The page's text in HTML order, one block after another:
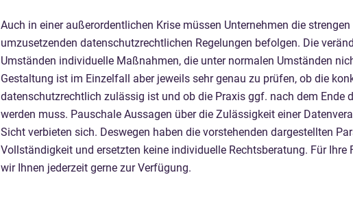
Auch in einer außerordentlichen Krise müssen Unternehmen die
umzusetzenden datenschutzrechtlichen Regelungen befolgen. Die
Umständen individuelle Maßnahmen, die unter normalen Umständen
Gestaltung ist im Einzelfall aber jeweils sehr genau zu prüfen, ob die
datenschutzrechtlich zulässig ist und ob die Praxis ggf. nach dem Ende
werden muss. Pauschale Aussagen über die Zulässigkeit einer
Sicht verbieten sich. Deswegen haben die vorstehenden dargestellten
Vollständigkeit und ersetzten keine individuelle Rechtsberatung. Für Ihre
wir Ihnen jederzeit gerne zur Verfügung.